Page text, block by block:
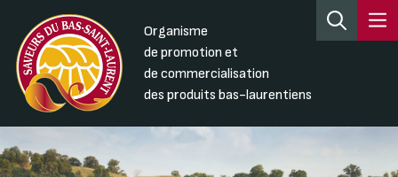
Organisme
de promotion et
de commercialisation
des produits bas-laurentiens